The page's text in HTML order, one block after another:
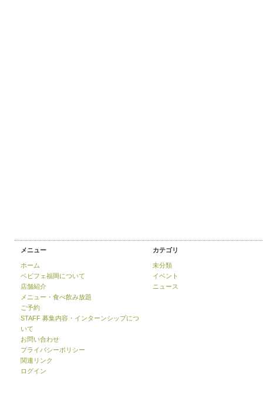
メニュー
ホーム
ベビフェ福岡について
店舗紹介
メニュー・食べ飲み放題
ご予約
STAFF 募集内容・インターンシップにつ
いて
お問い合わせ
プライバシーポリシー
関連リンク
ログイン
カテゴリ
未分類
イベント
ニュース